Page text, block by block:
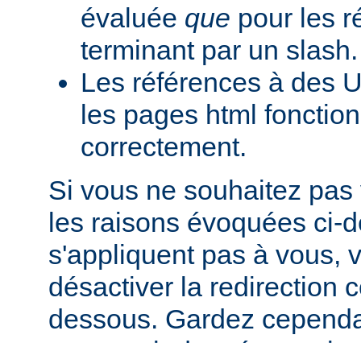
évaluée que pour les
terminant par un slash.
Les références à des
les pages html
correctement.
Si vous ne souhaitez
les raisons évoquées ci-
s'appliquent pas à vous,
désactiver la redirection
dessous. Gardez